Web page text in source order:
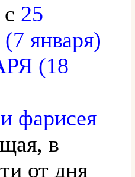
25
января)
(18
фарисея
в
от дня